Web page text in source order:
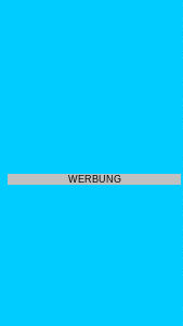
WERBUNG